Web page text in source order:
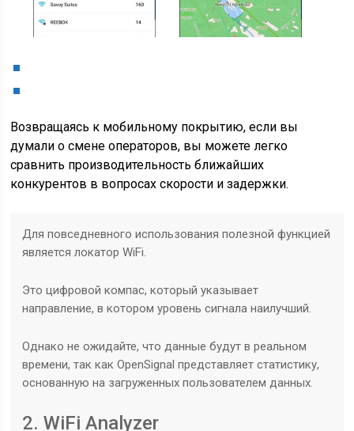
Возвращаясь к мобильному покрытию, если вы
думали о смене операторов, вы можете легко
сравнить производительность ближайших
конкурентов в вопросах скорости и задержки.
Для повседневного использования полезной функцией
является локатор WiFi.
Это цифровой компас, который указывает
направление, в котором уровень сигнала наилучший.
Однако не ожидайте, что данные будут в реальном
времени, так как OpenSignal представляет статистику,
основанную на загруженных пользователем данных.
2. WiFi Analyzer